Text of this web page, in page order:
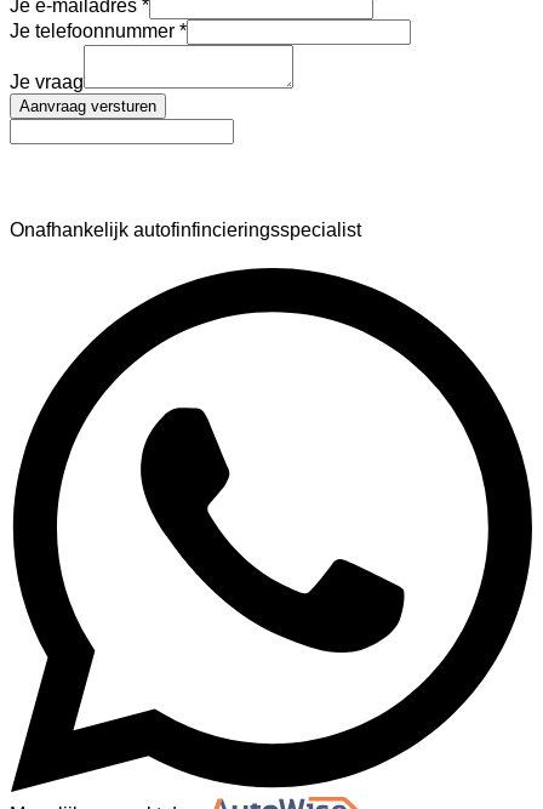
Je e-mailadres
Je telefoonnummer
Je vraag
Aanvraag versturen
Onafhankelijk autofinfincieringsspecialist